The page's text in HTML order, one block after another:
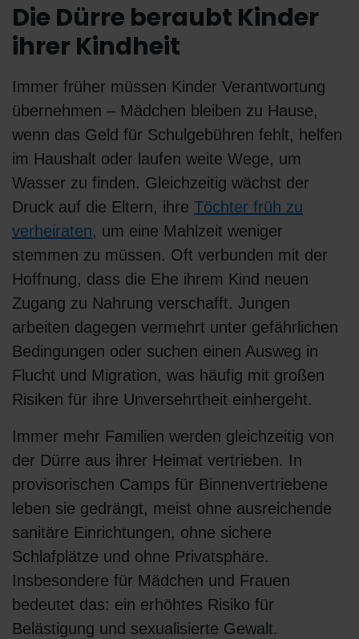
Die Dürre beraubt Kinder
ihrer Kindheit
Immer früher müssen Kinder Verantwortung
übernehmen – Mädchen bleiben zu Hause,
wenn das Geld für Schulgebühren fehlt, helfen
im Haushalt oder laufen weite Wege, um
Wasser zu finden. Gleichzeitig wächst der
Druck auf die Eltern, ihre Töchter früh zu
verheiraten, um eine Mahlzeit weniger
stemmen zu müssen. Oft verbunden mit der
Hoffnung, dass die Ehe ihrem Kind neuen
Zugang zu Nahrung verschafft. Jungen
arbeiten dagegen vermehrt unter gefährlichen
Bedingungen oder suchen einen Ausweg in
Flucht und Migration, was häufig mit großen
Risiken für ihre Unversehrtheit einhergeht.
Immer mehr Familien werden gleichzeitig von
der Dürre aus ihrer Heimat vertrieben. In
provisorischen Camps für Binnenvertriebene
leben sie gedrängt, meist ohne ausreichende
sanitäre Einrichtungen, ohne sichere
Schlafplätze und ohne Privatsphäre.
Insbesondere für Mädchen und Frauen
bedeutet das: ein erhöhtes Risiko für
Belästigung und sexualisierte Gewalt.